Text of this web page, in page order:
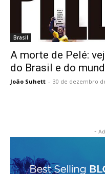
Brasil
A morte de Pelé:
do Brasil e do
João Suhett - 30 de dezembro
-